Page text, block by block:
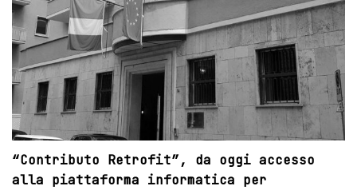
“Contributo Retrofit”, da oggi accesso
alla piattaforma informatica per